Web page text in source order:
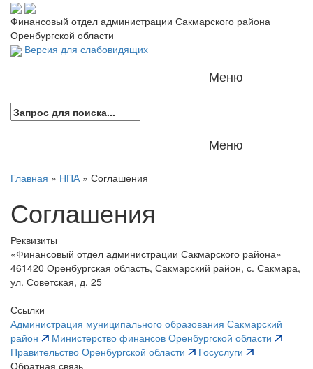
Версия для слабовидящих: Вкл
ВыклРазмер шрифта:
Финансовый отдел администрации Сакмарского района
Оренбургской области
Версия для слабовидящих
Меню
Меню
Главная » НПА » Соглашения
Соглашения
Реквизиты
«Финансовый отдел администрации Сакмарского района»
461420 Оренбургская область, Сакмарский район, с. Сакмара,
ул. Советская, д. 25
Ссылки
Администрация муниципального образования Сакмарский
район
Министерство финансов Оренбургской области
Правительство Оренбургской области
Госуслуги
Обратная связь